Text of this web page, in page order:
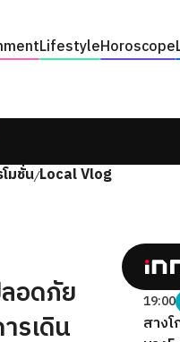
LifestyleHoroscope
มชั่น/Local Vlog
อดภัย
รเดิน
19:00
สาง